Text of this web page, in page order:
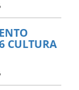
CULTURA